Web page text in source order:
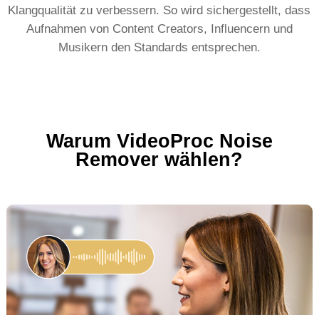
Klangqualität zu verbessern. So wird sichergestellt, dass
Aufnahmen von Content Creators, Influencern und
Musikern den Standards entsprechen.
Warum VideoProc Noise
Remover wählen?